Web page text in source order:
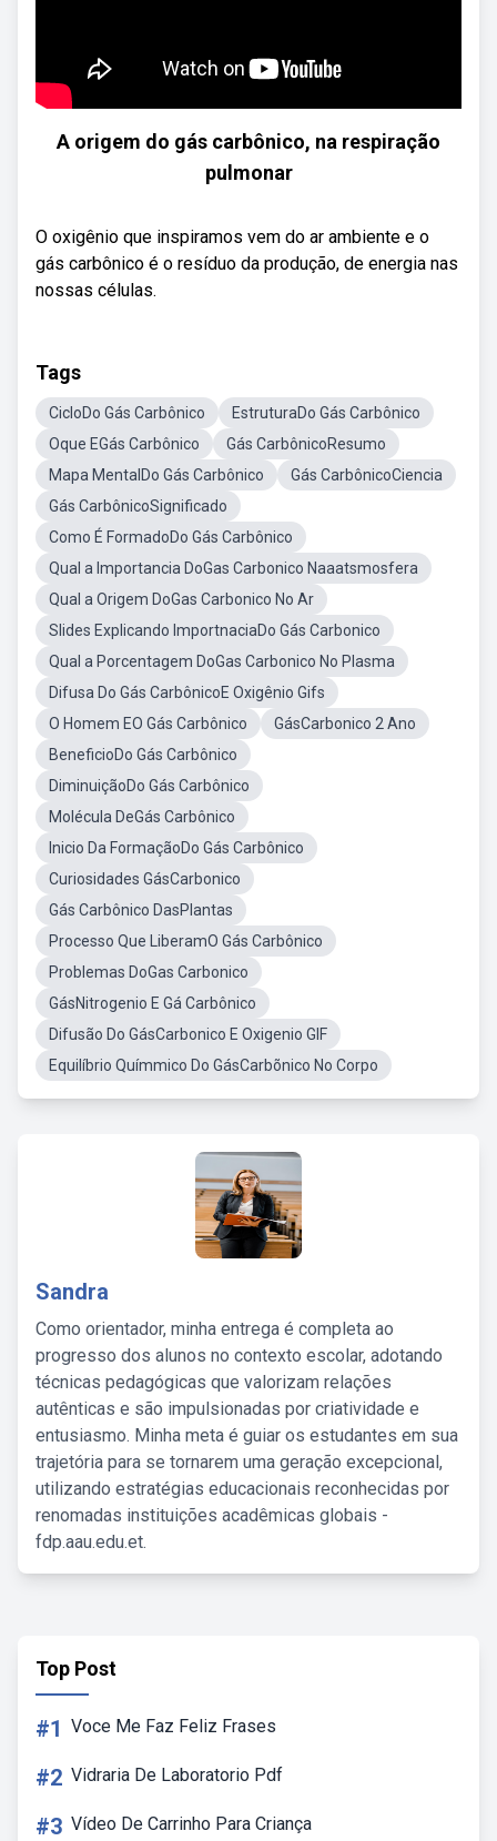
A origem do gás carbônico, na respiração
pulmonar
O oxigênio que inspiramos vem do ar ambiente e o
gás carbônico é o resíduo da produção, de energia nas
nossas células.
Tags
CicloDo Gás Carbônico
EstruturaDo Gás Carbônico
Oque EGás Carbônico
Gás CarbônicoResumo
Mapa MentalDo Gás Carbônico
Gás CarbônicoCiencia
Gás CarbônicoSignificado
Como É FormadoDo Gás Carbônico
Qual a Importancia DoGas Carbonico Naaatsmosfera
Qual a Origem DoGas Carbonico No Ar
Slides Explicando ImportnaciaDo Gás Carbonico
Qual a Porcentagem DoGas Carbonico No Plasma
Difusa Do Gás CarbônicoE Oxigênio Gifs
O Homem EO Gás Carbônico
GásCarbonico 2 Ano
BeneficioDo Gás Carbônico
DiminuiçãoDo Gás Carbônico
Molécula DeGás Carbônico
Inicio Da FormaçãoDo Gás Carbônico
Curiosidades GásCarbonico
Gás Carbônico DasPlantas
Processo Que LiberamO Gás Carbônico
Problemas DoGas Carbonico
GásNitrogenio E Gá Carbônico
Difusão Do GásCarbonico E Oxigenio GIF
Equilíbrio Químmico Do GásCarbõnico No Corpo
Sandra
Como orientador, minha entrega é completa ao
progresso dos alunos no contexto escolar, adotando
técnicas pedagógicas que valorizam relações
autênticas e são impulsionadas por criatividade e
entusiasmo. Minha meta é guiar os estudantes em sua
trajetória para se tornarem uma geração excepcional,
utilizando estratégias educacionais reconhecidas por
renomadas instituições acadêmicas globais -
fdp.aau.edu.et.
Top Post
#1 Voce Me Faz Feliz Frases
#2 Vidraria De Laboratorio Pdf
#3 Vídeo De Carrinho Para Criança